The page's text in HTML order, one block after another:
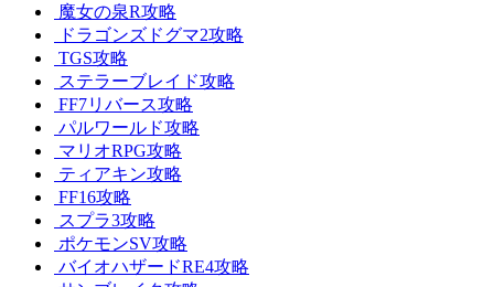
魔女の泉R攻略
ドラゴンズドグマ2攻略
TGS攻略
ステラーブレイド攻略
FF7リバース攻略
パルワールド攻略
マリオRPG攻略
ティアキン攻略
FF16攻略
スプラ3攻略
ポケモンSV攻略
バイオハザードRE4攻略